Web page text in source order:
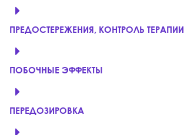
ПРЕДОСТЕРЕЖЕНИЯ, КОНТРОЛЬ ТЕРАПИИ
ПОБОЧНЫЕ ЭФФЕКТЫ
ПЕРЕДОЗИРОВКА